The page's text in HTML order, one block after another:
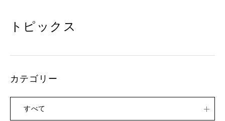
トピックス
カテゴリー
すべて